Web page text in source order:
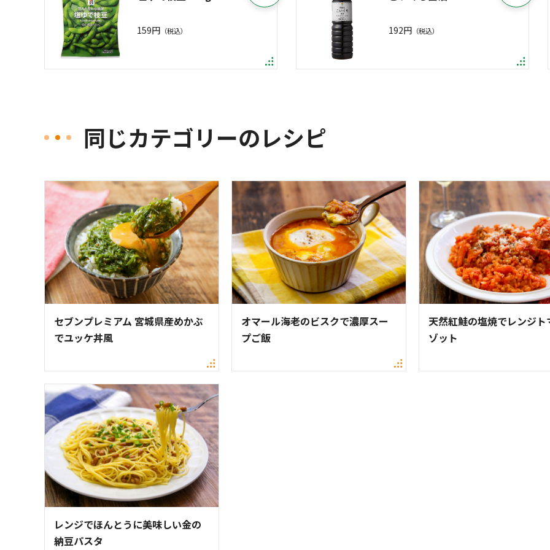
159円 （税込） 192円 （税込）
同じカテゴリーのレシピ
セブンプレミアム 宮城県産めかぶ
でユッケ丼風
オマール海老のビスクで濃厚スー
プご飯
天然紅鮭の塩焼でレンジト
ゾット
レンジでほんとうに美味しい金の
納豆パスタ